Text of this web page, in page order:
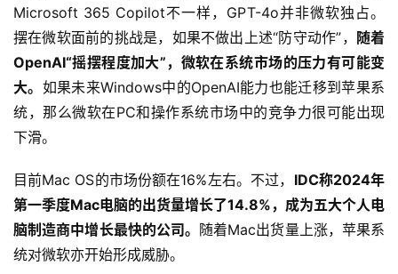
Microsoft 365 Copilot不一样，GPT-4o并非微软独占。
摆在微软面前的挑战是，如果不做出上述“防守动作”， 随着
OpenAI“摇摆程度加大”，微软在系统市场的压力有可能变
大。 如果未来Windows中的OpenAI能力也能迁移到苹果系
统，那么微软在PC和操作系统市场中的竞争力很可能出现
下滑。
目前Mac OS的市场份额在16%左右。不过， IDC称2024年
第一季度Mac电脑的出货量增长了14.8%，成为五大个人电
脑制造商中增长最快的公司。 随着Mac出货量上涨，苹果系
统对微软亦开始形成威胁。